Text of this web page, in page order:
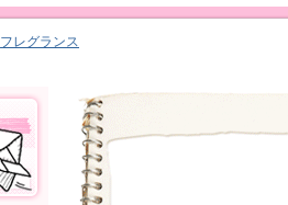
フレグランス